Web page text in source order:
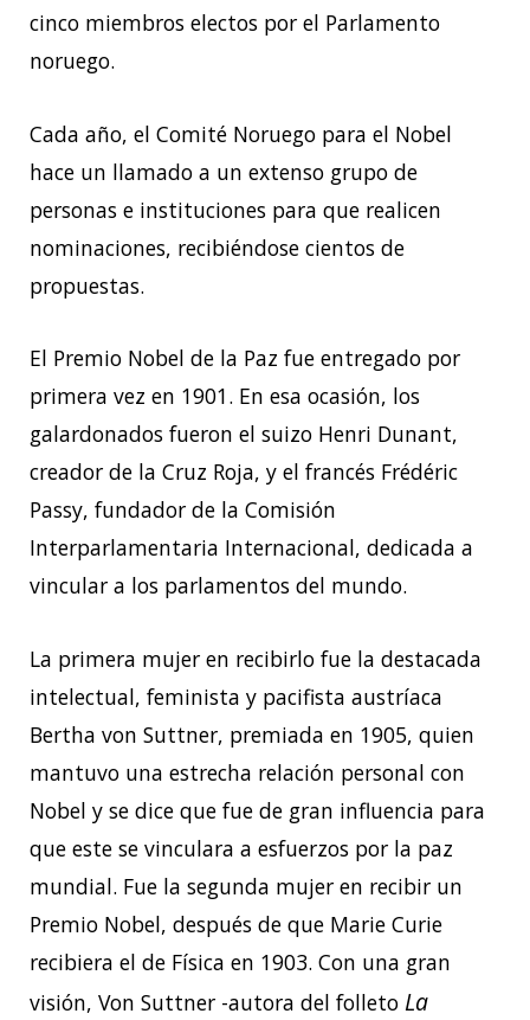
cinco miembros electos por el Parlamento
noruego.
Cada año, el Comité Noruego para el Nobel
hace un llamado a un extenso grupo de
personas e instituciones para que realicen
nominaciones, recibiéndose cientos de
propuestas.
El Premio Nobel de la Paz fue entregado por
primera vez en 1901. En esa ocasión, los
galardonados fueron el suizo Henri Dunant,
creador de la Cruz Roja, y el francés Frédéric
Passy, fundador de la Comisión
Interparlamentaria Internacional, dedicada a
vincular a los parlamentos del mundo.
La primera mujer en recibirlo fue la destacada
intelectual, feminista y pacifista austríaca
Bertha von Suttner, premiada en 1905, quien
mantuvo una estrecha relación personal con
Nobel y se dice que fue de gran influencia para
que este se vinculara a esfuerzos por la paz
mundial. Fue la segunda mujer en recibir un
Premio Nobel, después de que Marie Curie
recibiera el de Física en 1903. Con una gran
visión, Von Suttner -autora del folleto La